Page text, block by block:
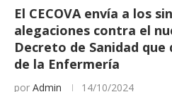
El CECOVA envía a los
alegaciones contra el
Decreto de Sanidad
de la Enfermería
por Admin 14/10/2024